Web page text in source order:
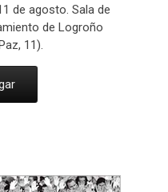
de agosto. Sala de
de Logroño
11).